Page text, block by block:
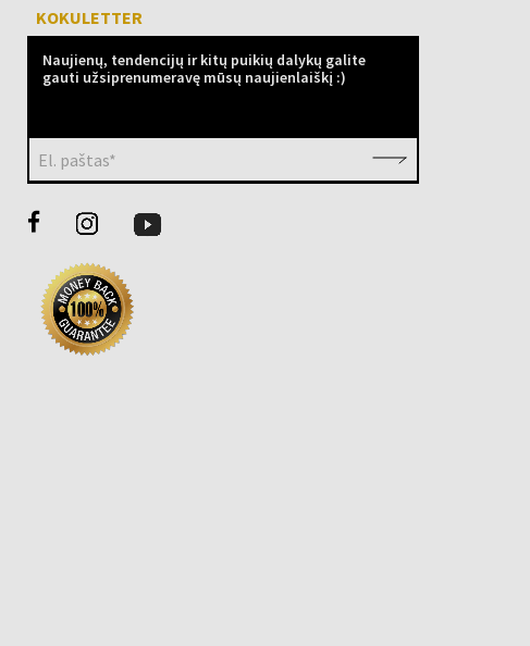
KOKULETTER
Naujienų, tendencijų ir kitų puikių dalykų galite
gauti užsiprenumeravę mūsų naujienlaiškį :)
El. paštas*